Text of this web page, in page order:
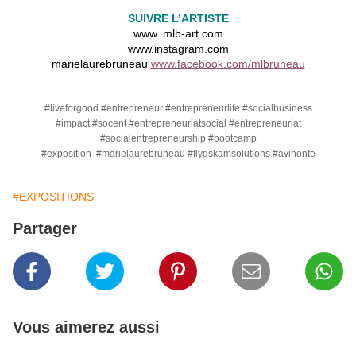
SUIVRE L’ARTISTE
www. mlb-art.com
www.instagram.com
marielaurebruneau www.facebook.com/mlbruneau
#liveforgood #entrepreneur #entrepreneurlife #socialbusiness
#impact #socent #entrepreneuriatsocial #entrepreneuriat
#socialentrepreneurship #bootcamp
#exposition #marielaurebruneau #flygskamsolutions #avihonte
#EXPOSITIONS
Partager
Vous aimerez aussi